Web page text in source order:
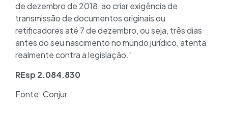
de dezembro de 2018, ao criar exigência de
transmissão de documentos originais ou
retificadores até 7 de dezembro, ou seja, três dias
antes do seu nascimento no mundo jurídico, atenta
realmente contra a legislação.”
REsp 2.084.830
Fonte: Conjur